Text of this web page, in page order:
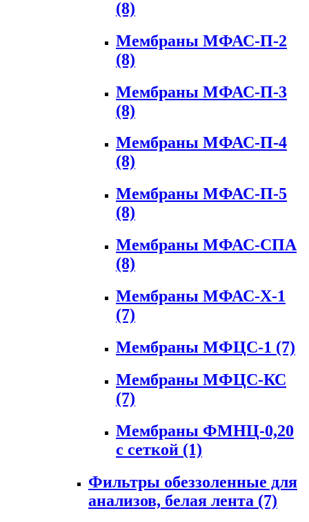
(8)
Мембраны МФАС-П-2
(8)
Мембраны МФАС-П-3
(8)
Мембраны МФАС-П-4
(8)
Мембраны МФАС-П-5
(8)
Мембраны МФАС-СПА
(8)
Мембраны МФАС-Х-1
(7)
Мембраны МФЦС-1 (7)
Мембраны МФЦС-КС
(7)
Мембраны ФМНЦ-0,20
с сеткой (1)
Фильтры обеззоленные для
анализов, белая лента (7)